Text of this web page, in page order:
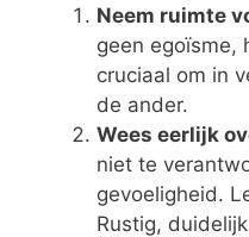
Neem ruimte
geen egoïsme,
cruciaal om in
de ander.
Wees eerlijk
niet te
gevoeligheid.
Rustig,